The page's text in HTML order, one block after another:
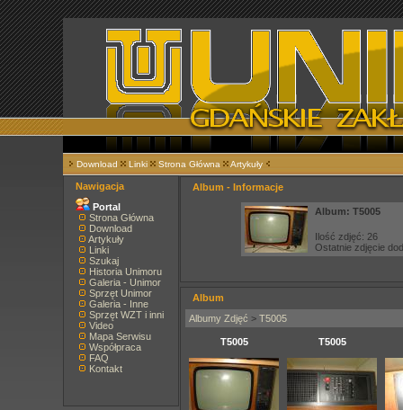
Download Linki Strona Główna Artykuły
Nawigacja
Portal
Strona Główna
Download
Artykuły
Linki
Szukaj
Historia Unimoru
Galeria - Unimor
Sprzęt Unimor
Galeria - Inne
Sprzęt WZT i inni
Video
Mapa Serwisu
Współpraca
FAQ
Kontakt
Album - Informacje
Album: T5005
Ilość zdjęć: 26
Ostatnie zdjęcie
Album
Albumy Zdjęć > T5005
T5005 T5005